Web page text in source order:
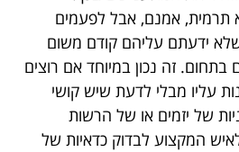
תרמית, אמנם, אבל לפעמים
ידעתם עליהם קודם משום
זה נכון במיוחד אם רוצים
עליו מבלי לדעת שיש קושי
של יזמים או של הרשות
המקצוע לבדוק כדאיות של